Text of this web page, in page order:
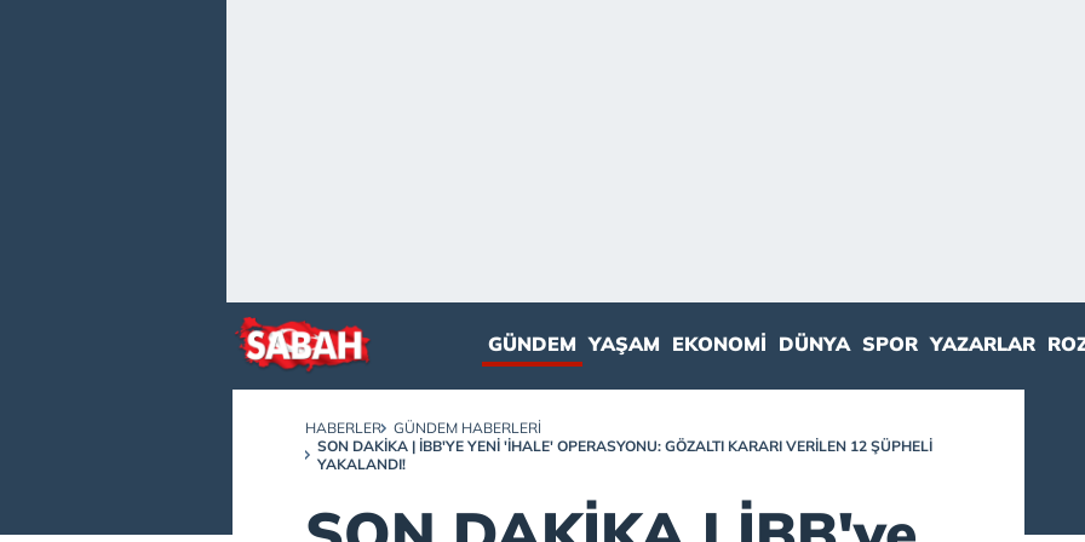
GÜNDEM YAŞAM EKONOMI DÜNYA SPOR YAZARLAR
HABERLER
GÜNDEM HABERLERI
SON DAKİKA | İBB'YE YENI 'IHALE' OPERASYONU: GÖZALTI KARARI VERILEN 12 ŞÜPHELI
YAKALANDI!